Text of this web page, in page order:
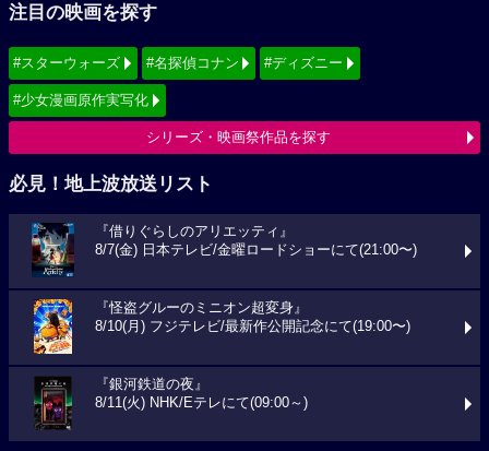
注目の映画を探す
#スターウォーズ #名探偵コナン #ディズニー
#少女漫画原作実写化
シリーズ・映画祭作品を探す
必見！地上波放送リスト
『借りぐらしのアリエッティ』
8/7(金) 日本テレビ/金曜ロードショーにて(21:00〜)
『怪盗グルーのミニオン超変身』
8/10(月) フジテレビ/最新作公開記念にて(19:00〜)
『銀河鉄道の夜』
8/11(火) NHK/Eテレにて(09:00～)